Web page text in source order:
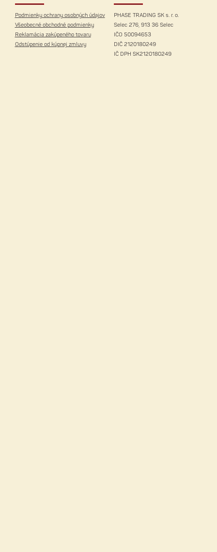
Podmienky ochrany osobných údajov
Všeobecné obchodné podmienky
Reklamácia zakúpeného tovaru
Odstúpenie od kúpnej zmluvy
PHASE TRADING SK s. r. o.
Selec 276, 913 36 Selec
IČO 50094653
DIČ 2120180249
IČ DPH SK2120180249